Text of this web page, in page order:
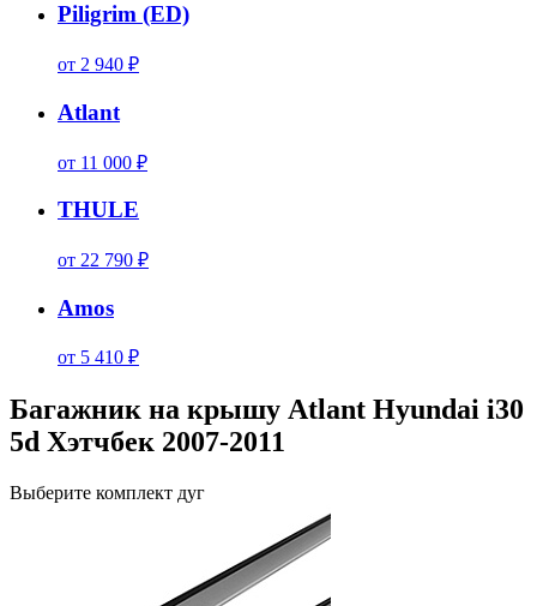
Piligrim (ED)
от 2 940 ₽
Atlant
от 11 000 ₽
THULE
от 22 790 ₽
Amos
от 5 410 ₽
Багажник на крышу Atlant Hyundai i30
5d Хэтчбек 2007-2011
Выберите комплект дуг